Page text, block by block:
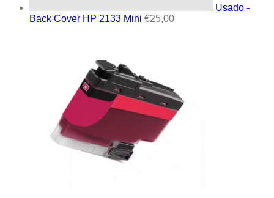
Usado -
Back Cover HP 2133 Mini €25,00